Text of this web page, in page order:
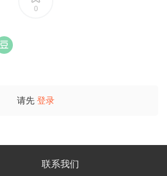
0
请先 登录
联系我们